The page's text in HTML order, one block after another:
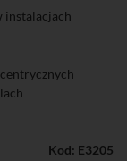
instalacjach
Kod: E3205